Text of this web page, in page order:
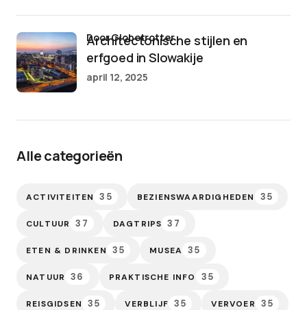
Architectonische stijlen en
erfgoed in Slowakije
door Globetrotter
april 12, 2025
Alle categorieën
ACTIVITEITEN 35 BEZIENSWAARDIGHEDEN 35
CULTUUR 37 DAGTRIPS 37
ETEN & DRINKEN 35 MUSEA 35
NATUUR 36 PRAKTISCHE INFO 35
REISGIDSEN 35 VERBLIJF 35 VERVOER 35